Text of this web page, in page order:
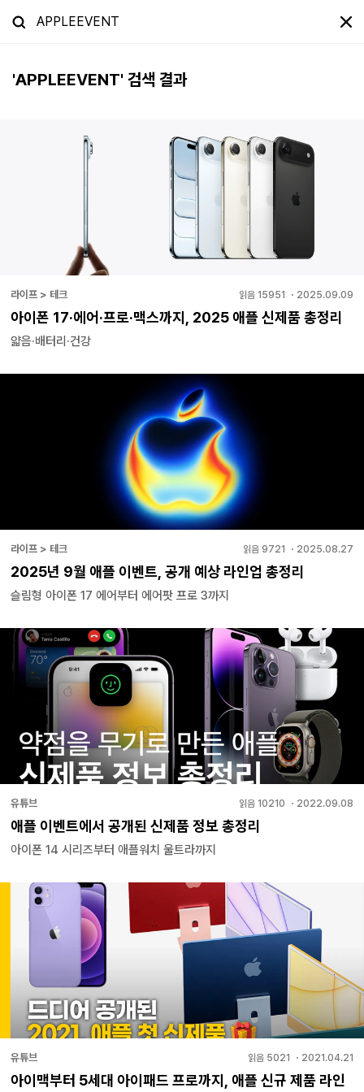
'APPLEEVENT' 검색 결과
라이프 > 테크 읽음 15951 ・ 2025.09.09
아이폰 17·에어·프로·맥스까지, 2025 애플 신제품 총정리
얇음·배터리·건강
라이프 > 테크 읽음 9721 ・ 2025.08.27
2025년 9월 애플 이벤트, 공개 예상 라인업 총정리
슬림형 아이폰 17 에어부터 에어팟 프로 3까지
유튜브 읽음 10210 ・ 2022.09.08
애플 이벤트에서 공개된 신제품 정보 총정리
아이폰 14 시리즈부터 애플워치 울트라까지
유튜브 읽음 5021 ・ 2021.04.21
아이맥부터 5세대 아이패드 프로까지, 애플 신규 제품 라인